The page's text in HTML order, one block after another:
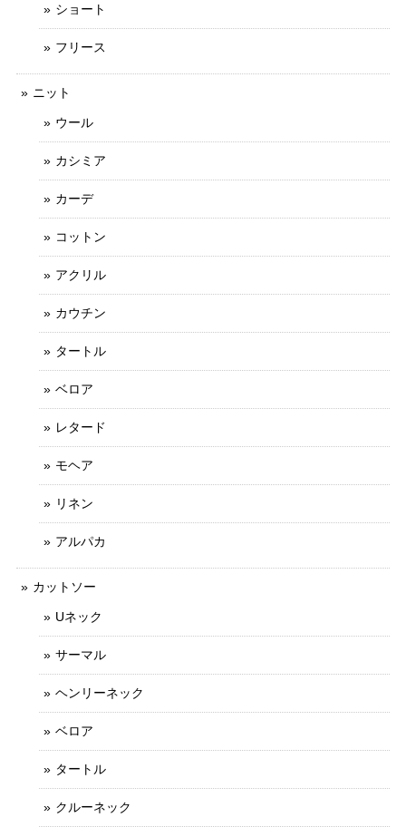
ショート
フリース
ニット
ウール
カシミア
カーデ
コットン
アクリル
カウチン
タートル
ベロア
レタード
モヘア
リネン
アルパカ
カットソー
Uネック
サーマル
ヘンリーネック
ベロア
タートル
クルーネック